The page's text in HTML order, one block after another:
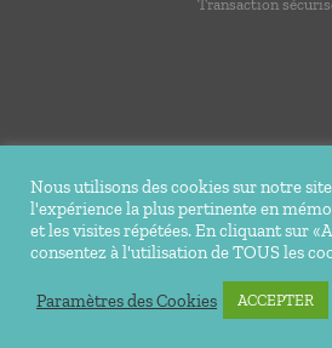
Transaction
© Copyright 2020 -2026 | Ti
réservés |Mentions légales|
Nous utilisons des cookies sur notre
l'expérience la plus pertinente en
et les visites répétées. En cliquant sur
consentez à l'utilisation de TOUS les
Paramètres des Cookies ACCEPTER